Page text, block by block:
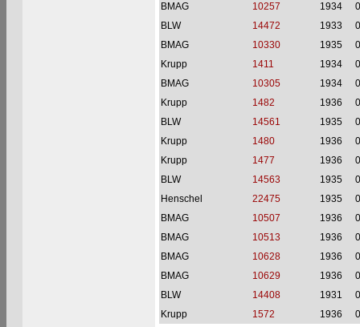
BMAG
10257 1934
BLW
14472 1933
BMAG
10330 1935
Krupp
1411 1934
BMAG
10305 1934
Krupp
1482 1936
BLW
14561 1935
Krupp
1480 1936
Krupp
1477 1936
BLW
14563 1935
Henschel
22475 1935
BMAG
10507 1936
BMAG
10513 1936
BMAG
10628 1936
BMAG
10629 1936
BLW
14408 1931
Krupp
1572 1936